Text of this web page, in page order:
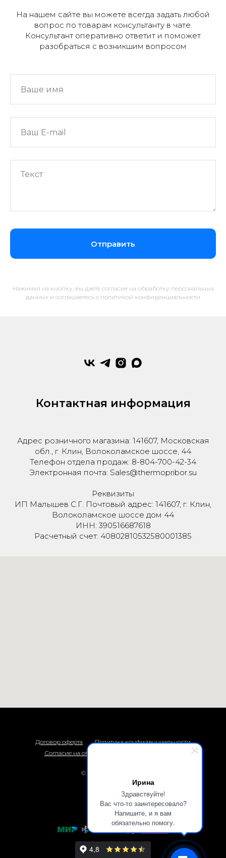
Ирина
Здравствуйте!
Вас что-то заинтересовало?
Напишите, и я вам
обязательно помогу.
На нашем сайте вы можете всегда задать любой
вопрос по товарам консультанту в чате.
Консультант оперативно ответит и поможет
разобраться с возникшим вопросом
Отправить
Нажимая на кнопку, вы даете согласие на обработку персональных
данных и соглашаетесь c политикой конфиденциальности
Контактная информация
Адрес розничного магазина: 141607, Московская
обл., г. Клин, Волоколамское шоссе, 44
Телефон отдела продаж: 8-804-700-42-34
Электронная почта: Sales@thermopribor.su
Реквизиты
ИП Малышев С.Г. Почтовый адрес: 141607, г. Клин,
Волоколамское шоссе дом 44
ИНН: 390516687618
Расчетный счет: 40802810532580001385
Договор оферта
Политика конфиденциальности
Согласие на обработку персональных данных
© 2026 Термоприбор
Наверх